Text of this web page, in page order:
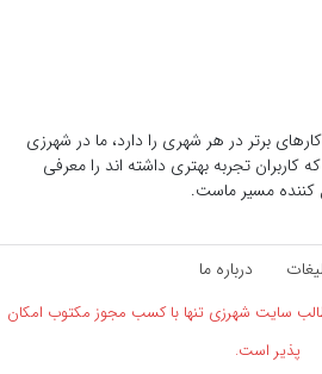
برتر در هر شهری را دارد، ما در شهرزی
تجربه بهتری داشته اند را معرفی
کننده مسیر ماست.
درباره ما
سایت شهرزی تنها با کسب مجوز مکتوب امکان
پذیر است.